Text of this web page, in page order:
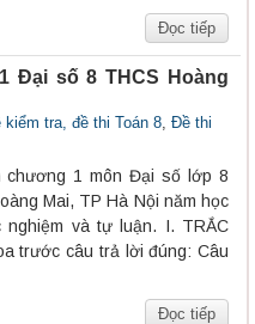
Đọc tiếp
Đại số 8 THCS Hoàng
kiểm tra, đề thi Toán 8, Đề thi
chương 1 môn Đại số lớp 8
Mai, TP Hà Nội năm học
và tự luận. I. TRẮC
trước câu trả lời đúng: Câu
Đọc tiếp